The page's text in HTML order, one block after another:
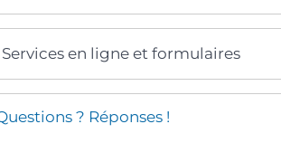
Services en ligne et formulaires
? Réponses !